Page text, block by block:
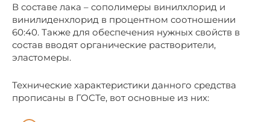
В составе лака – сополимеры винилхлорид и
винилиденхлорид в процентном соотношении
60:40. Также для обеспечения нужных свойств в
состав вводят органические растворители,
эластомеры.
Технические характеристики данного средства
прописаны в ГОСТе, вот основные из них: